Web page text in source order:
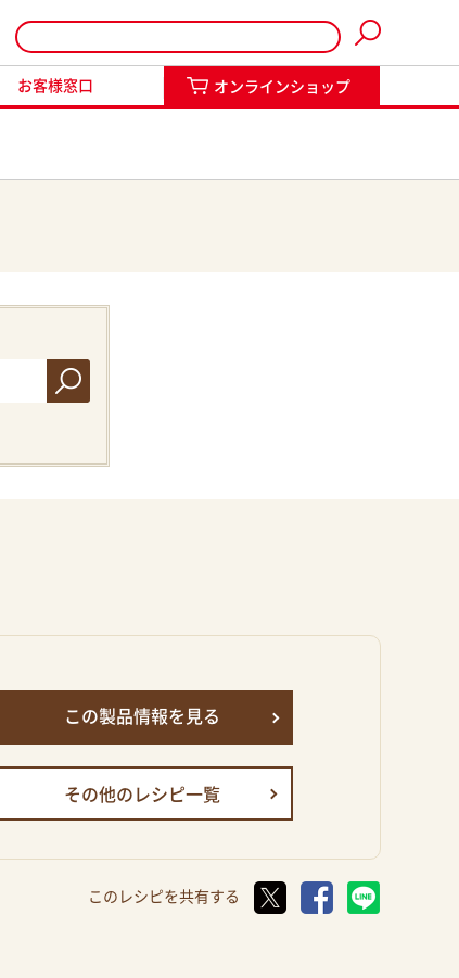
お客様窓口 オンラインショップ
ョップ
この製品情報を見る
その他のレシピ一覧
このレシピを共有する